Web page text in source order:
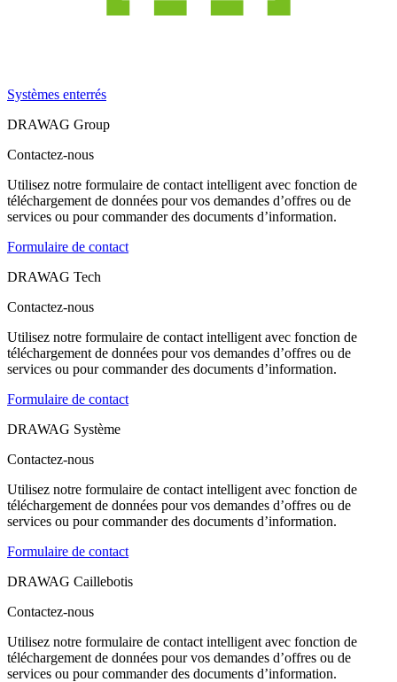
Systèmes enterrés
DRAWAG Group
Contactez-nous
Utilisez notre formulaire de contact intelligent avec fonction de
téléchargement de données pour vos demandes d’offres ou de
services ou pour commander des documents d’information.
Formulaire de contact
DRAWAG Tech
Contactez-nous
Utilisez notre formulaire de contact intelligent avec fonction de
téléchargement de données pour vos demandes d’offres ou de
services ou pour commander des documents d’information.
Formulaire de contact
DRAWAG Système
Contactez-nous
Utilisez notre formulaire de contact intelligent avec fonction de
téléchargement de données pour vos demandes d’offres ou de
services ou pour commander des documents d’information.
Formulaire de contact
DRAWAG Caillebotis
Contactez-nous
Utilisez notre formulaire de contact intelligent avec fonction de
téléchargement de données pour vos demandes d’offres ou de
services ou pour commander des documents d’information.